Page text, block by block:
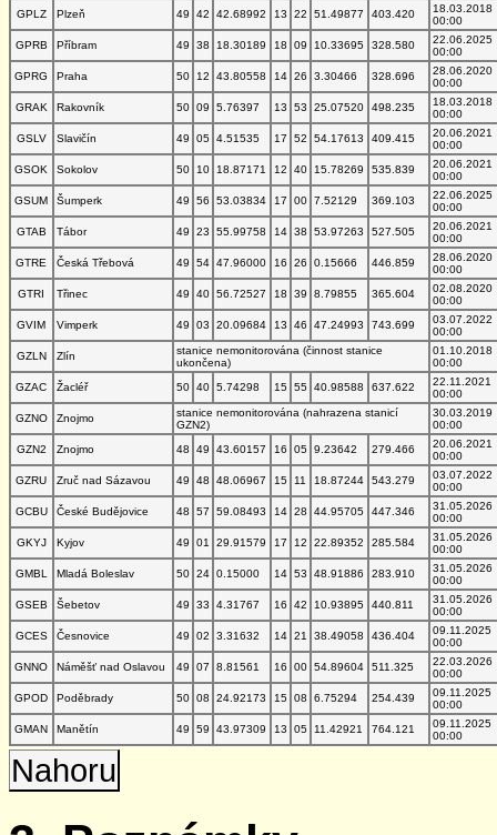
GPLZ
Plzeň 49 42 42.68992 13 22 51.49877 403.420
18.03.2018
00:00
GPRB
Příbram 49 38 18.30189 18 09 10.33695 328.580
22.06.2025
00:00
GPRG
Praha 50 12 43.80558 14 26 3.30466 328.696
28.06.2020
00:00
GRAK
Rakovník 50 09 5.76397 13 53 25.07520 498.235
18.03.2018
00:00
GSLV
Slavičín 49 05 4.51535 17 52 54.17613 409.415
20.06.2021
00:00
GSOK
Sokolov 50 10 18.87171 12 40 15.78269 535.839
20.06.2021
00:00
GSUM
Šumperk 49 56 53.03834 17 00 7.52129 369.103
22.06.2025
00:00
GTAB
Tábor 49 23 55.99758 14 38 53.97263 527.505
20.06.2021
00:00
GTRE
Česká Třebová 49 54 47.96000 16 26 0.15666 446.859
28.06.2020
00:00
GTRI
Třinec 49 40 56.72527 18 39 8.79855 365.604
02.08.2020
00:00
GVIM
Vimperk 49 03 20.09684 13 46 47.24993 743.699
03.07.2022
00:00
GZLN
Zlín
stanice nemonitorována (činnost stanice
ukončena)
01.10.2018
00:00
GZAC
Žacléř 50 40 5.74298 15 55 40.98588 637.622
22.11.2021
00:00
GZNO
Znojmo
stanice nemonitorována (nahrazena stanicí
GZN2)
30.03.2019
00:00
GZN2
Znojmo 48 49 43.60157 16 05 9.23642 279.466
20.06.2021
00:00
GZRU
Zruč nad Sázavou 49 48 48.06967 15 11 18.87244 543.279
03.07.2022
00:00
GCBU
České Budějovice 48 57 59.08493 14 28 44.95705 447.346
31.05.2026
00:00
GKYJ
Kyjov 49 01 29.91579 17 12 22.89352 285.584
31.05.2026
00:00
GMBL
Mladá Boleslav 50 24 0.15000 14 53 48.91886 283.910
31.05.2026
00:00
GSEB
Šebetov 49 33 4.31767 16 42 10.93895 440.811
31.05.2026
00:00
GCES
Česnovice 49 02 3.31632 14 21 38.49058 436.404
09.11.2025
00:00
GNNO
Náměšť nad Oslavou 49 07 8.81561 16 00 54.89604 511.325
22.03.2026
00:00
GPOD
Poděbrady 50 08 24.92173 15 08 6.75294 254.439
09.11.2025
00:00
GMAN
Manětín 49 59 43.97309 13 05 11.42921 764.121
09.11.2025
00:00
Nahoru